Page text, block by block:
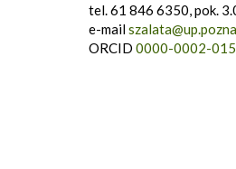
tel. 61 846 6350, pok.
e-mail
ORCID 0000-0002-